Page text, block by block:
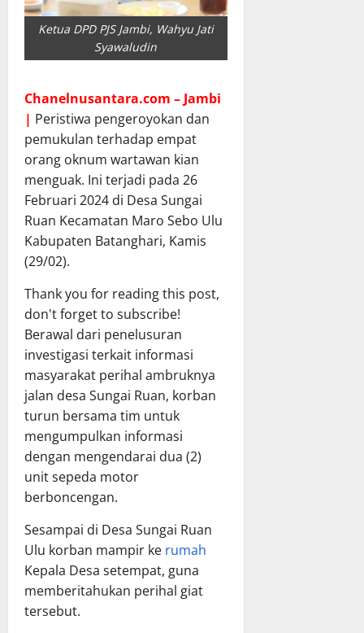
Ketua DPD PJS Jambi, Wahyu Jati
Syawaludin
Chanelnusantara.com – Jambi
| Peristiwa pengeroyokan dan
pemukulan terhadap empat
orang oknum wartawan kian
menguak. Ini terjadi pada 26
Februari 2024 di Desa Sungai
Ruan Kecamatan Maro Sebo Ulu
Kabupaten Batanghari, Kamis
(29/02).
Thank you for reading this post,
don't forget to subscribe!
Berawal dari penelusuran
investigasi terkait informasi
masyarakat perihal ambruknya
jalan desa Sungai Ruan, korban
turun bersama tim untuk
mengumpulkan informasi
dengan mengendarai dua (2)
unit sepeda motor
berboncengan.
Sesampai di Desa Sungai Ruan
Ulu korban mampir ke rumah
Kepala Desa setempat, guna
memberitahukan perihal giat
tersebut.